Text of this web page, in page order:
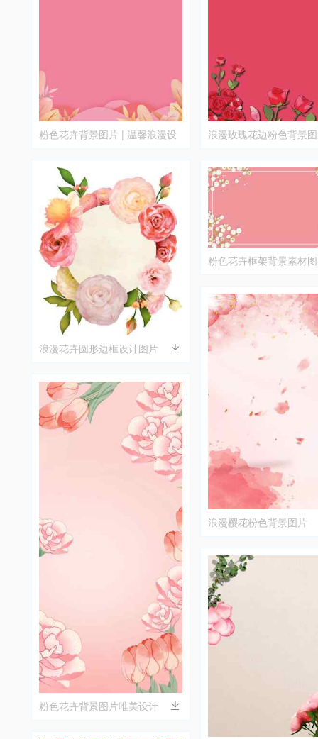
粉色花卉背景图片 | 温馨浪漫设
浪漫花卉圆形边框设计图片
粉色花卉背景图片唯美设计
浪漫玫瑰花边粉色背景
粉色花卉框架背景素材
浪漫樱花粉色背景图片